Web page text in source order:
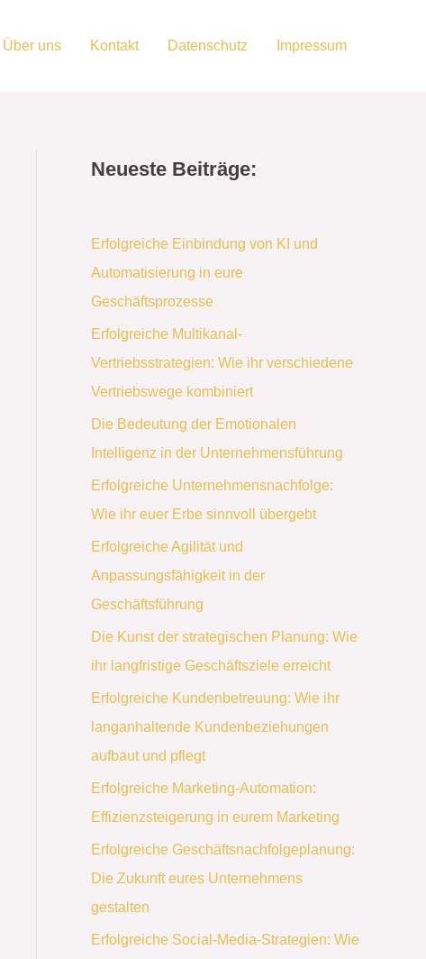
Über uns Kontakt Datenschutz Impressum
Neueste Beiträge:
Erfolgreiche Einbindung von KI und
Automatisierung in eure
Geschäftsprozesse
Erfolgreiche Multikanal-
Vertriebsstrategien: Wie ihr verschiedene
Vertriebswege kombiniert
Die Bedeutung der Emotionalen
Intelligenz in der Unternehmensführung
Erfolgreiche Unternehmensnachfolge:
Wie ihr euer Erbe sinnvoll übergebt
Erfolgreiche Agilität und
Anpassungsfähigkeit in der
Geschäftsführung
Die Kunst der strategischen Planung: Wie
ihr langfristige Geschäftsziele erreicht
Erfolgreiche Kundenbetreuung: Wie ihr
langanhaltende Kundenbeziehungen
aufbaut und pflegt
Erfolgreiche Marketing-Automation:
Effizienzsteigerung in eurem Marketing
Erfolgreiche Geschäftsnachfolgeplanung:
Die Zukunft eures Unternehmens
gestalten
Erfolgreiche Social-Media-Strategien: Wie